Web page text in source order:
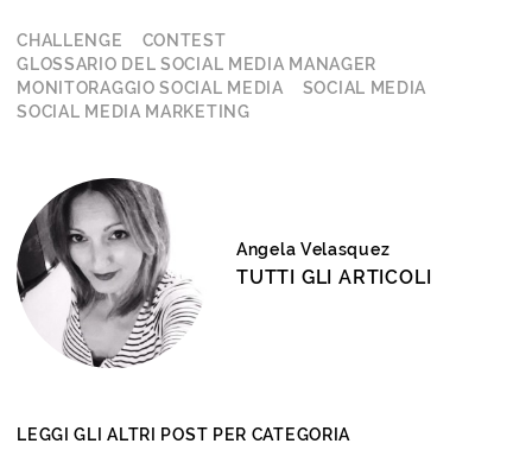
CHALLENGE
CONTEST
GLOSSARIO DEL SOCIAL MEDIA MANAGER
MONITORAGGIO SOCIAL MEDIA
SOCIAL MEDIA
SOCIAL MEDIA MARKETING
Angela Velasquez
TUTTI GLI ARTICOLI
LEGGI GLI ALTRI POST PER CATEGORIA